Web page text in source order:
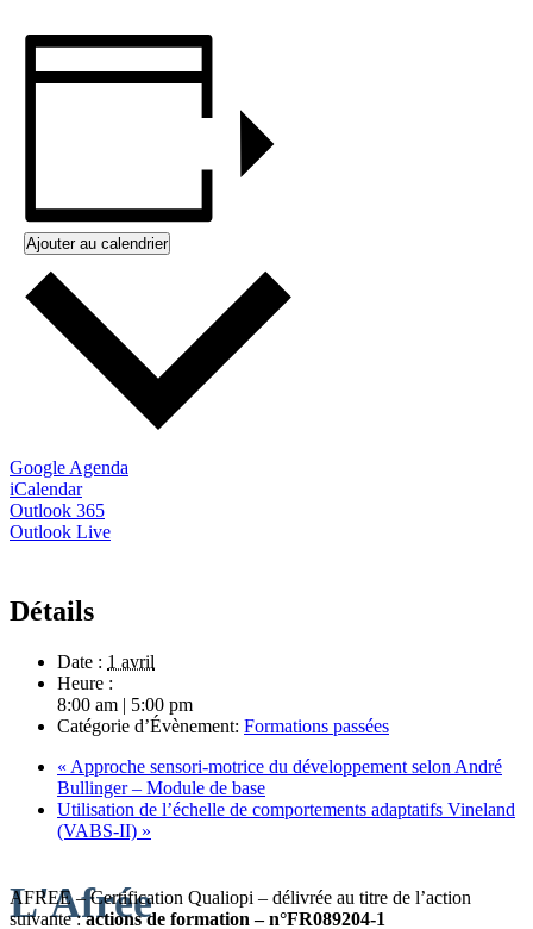
Ajouter au calendrier
Google Agenda
iCalendar
Outlook 365
Outlook Live
Détails
Date : 1 avril
Heure :
8:00 am | 5:00 pm
Catégorie d’Évènement: Formations passées
« Approche sensori-motrice du développement selon André
Bullinger – Module de base
Utilisation de l’échelle de comportements adaptatifs Vineland
(VABS-II) »
L'Afrée
AFREE – Certification Qualiopi – délivrée au titre de l’action
suivante :actions de formation – n°FR089204-1